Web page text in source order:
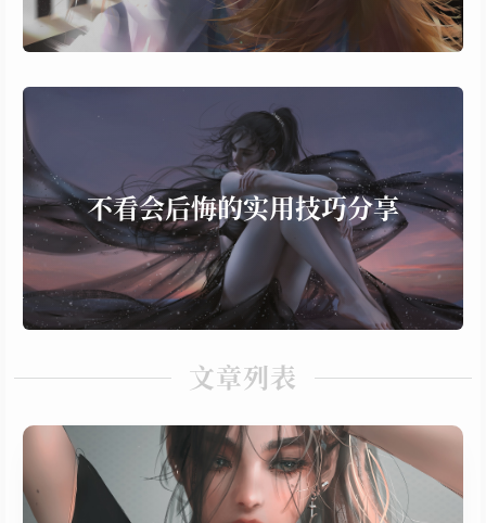
4 个子项，35 篇文章
more...
不看会后悔的实用技巧分享
不看会后悔的实用技巧分享
Git使用技巧相关
MacBook
个人博客
工具篇
杂七杂八
源码解析
7 个子项，41 篇文章
more...
文章列表